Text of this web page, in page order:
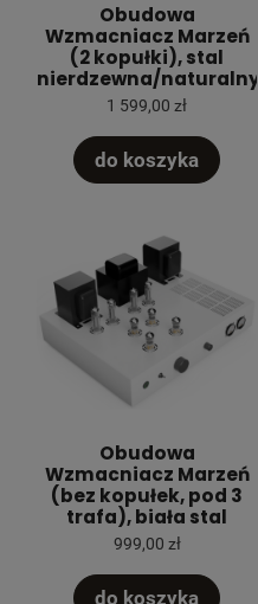
Obudowa
Wzmacniacz Marzeń
(2 kopułki), stal
nierdzewna/naturalny
1 599,00 zł
do koszyka
Obudowa
Wzmacniacz Marzeń
(bez kopułek, pod 3
trafa), biała stal
999,00 zł
do koszyka